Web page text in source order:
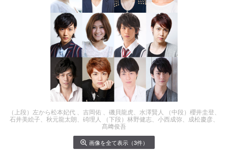
（上段）左から松本妃代 、吉岡佑 、磯貝龍虎、水澤賢人 （中段）櫻井圭登、
石井美絵子、秋元龍太朗、碕理人 （下段）林野健志、小西成弥、成松慶彦、
髙﨑俊吾
画像を全て表示（3件）